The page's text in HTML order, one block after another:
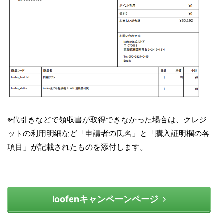
※代引きなどで領収書が取得できなかった場合は、クレジ
ットの利用明細など「申請者の氏名」と「購入証明欄の各
項目」が記載されたものを添付します。
loofenキャンペーンページ